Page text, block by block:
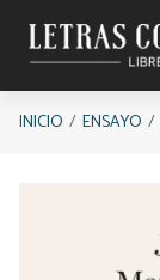
INICIO ENSAYO